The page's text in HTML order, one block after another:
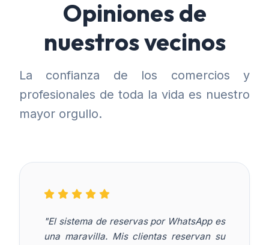
Opiniones de
nuestros vecinos
La confianza de los comercios y
profesionales de toda la vida es nuestro
mayor orgullo.
"El sistema de reservas por WhatsApp es
una maravilla. Mis clientas reservan su